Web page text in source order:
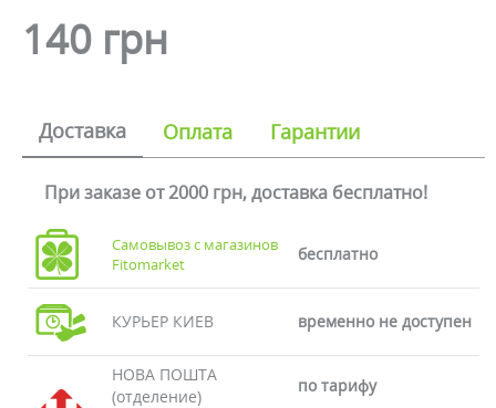
140 грн
Доставка Оплата Гарантии
При заказе от 2000 грн, доставка бесплатно!
Самовывоз с магазинов
Fitomarket
бесплатно
КУРЬЕР КИЕВ временно не доступен
НОВА ПОШТА
(отделение)
по тарифу